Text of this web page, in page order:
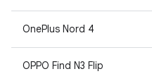
OnePlus Nord 4
OPPO Find N3 Flip